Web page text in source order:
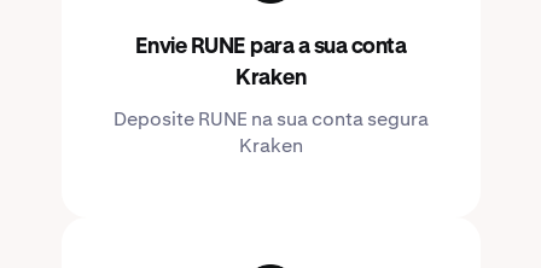
Envie RUNE para a sua conta
Kraken
Deposite RUNE na sua conta segura
Kraken